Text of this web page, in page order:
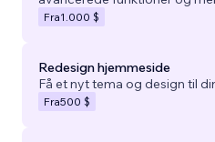
Fra1.000 $
Redesign hjemmeside
Få et nyt tema og design til
Fra500 $